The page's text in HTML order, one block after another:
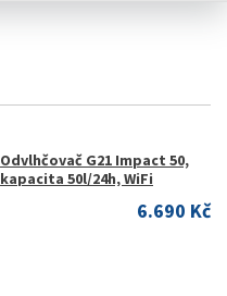
Odvlhčovač G21 Impact 50,
kapacita 50l/24h, WiFi
6.690 Kč